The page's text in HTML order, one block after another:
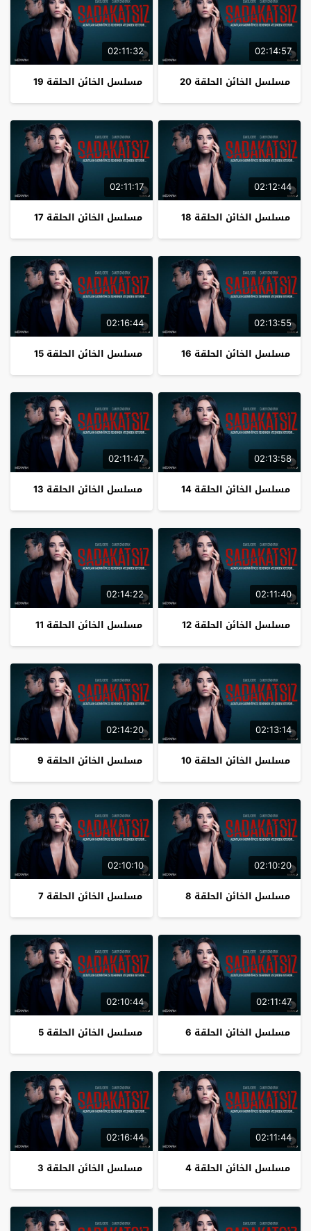
02:14:57
مسلسل الخائن الحلقة 20
02:11:32
مسلسل الخائن الحلقة 19
02:12:44
مسلسل الخائن الحلقة 18
02:11:17
مسلسل الخائن الحلقة 17
02:13:55
مسلسل الخائن الحلقة 16
02:16:44
مسلسل الخائن الحلقة 15
02:13:58
مسلسل الخائن الحلقة 14
02:11:47
مسلسل الخائن الحلقة 13
02:11:40
مسلسل الخائن الحلقة 12
02:14:22
مسلسل الخائن الحلقة 11
02:13:14
مسلسل الخائن الحلقة 10
02:14:20
مسلسل الخائن الحلقة 9
02:10:20
مسلسل الخائن الحلقة 8
02:10:10
مسلسل الخائن الحلقة 7
02:11:47
مسلسل الخائن الحلقة 6
02:10:44
مسلسل الخائن الحلقة 5
02:11:44
مسلسل الخائن الحلقة 4
02:16:44
مسلسل الخائن الحلقة 3